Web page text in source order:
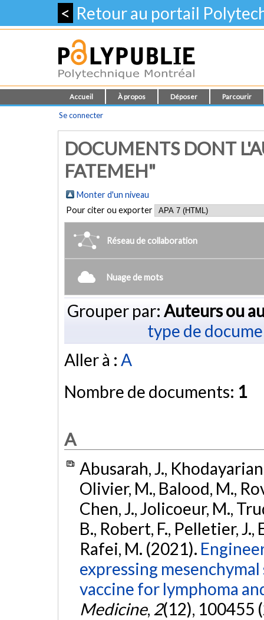
< Retour au portail
Accueil À propos Déposer Parcourir
Se connecter
DOCUMENTS DONT
FATEMEH"
Monter d'un niveau
Pour citer ou exporter
Réseau de collaboration
Nuage de mots
Grouper par: Auteurs ou
type de
Aller à : A
Nombre de documents: 1
A
Abusarah, J.,
Olivier, M., Balood, M.,
Chen, J., Jolicoeur, M.,
B., Robert, F., Pelletier, J.,
Rafei, M. (2021).
expressing
vaccine for lymphoma
Medicine, 2(12), 100455